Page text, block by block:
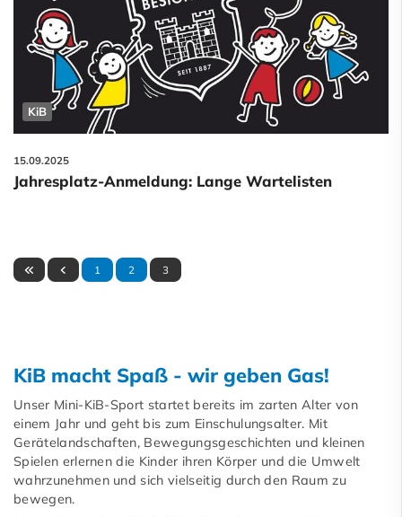
KiB
15.09.2025
Jahresplatz-Anmeldung: Lange Wartelisten
1 2 3
KiB macht Spaß - wir geben Gas!
Unser Mini-KiB-Sport startet bereits im zarten Alter von
einem Jahr und geht bis zum Einschulungsalter. Mit
Gerätelandschaften, Bewegungsgeschichten und kleinen
Spielen erlernen die Kinder ihren Körper und die Umwelt
wahrzunehmen und sich vielseitig durch den Raum zu
bewegen.